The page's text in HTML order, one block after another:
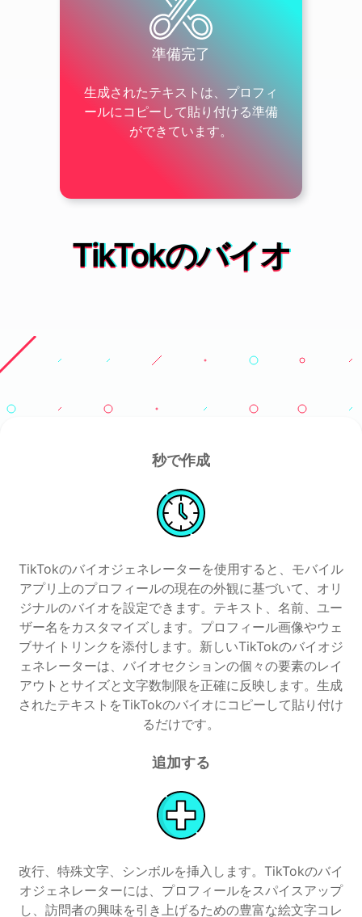
準備完了
生成されたテキストは、プロフィ
ールにコピーして貼り付ける準備
ができています。
TikTokのバイオ
秒で作成
TikTokのバイオジェネレーターを使用すると、モバイル
アプリ上のプロフィールの現在の外観に基づいて、オリ
ジナルのバイオを設定できます。テキスト、名前、ユー
ザー名をカスタマイズします。プロフィール画像やウェ
ブサイトリンクを添付します。新しいTikTokのバイオジ
ェネレーターは、バイオセクションの個々の要素のレイ
アウトとサイズと文字数制限を正確に反映します。生成
されたテキストをTikTokのバイオにコピーして貼り付け
るだけです。
追加する
改行、特殊文字、シンボルを挿入します。TikTokのバイ
オジェネレーターには、プロフィールをスパイスアップ
し、訪問者の興味を引き上げるための豊富な絵文字コレ